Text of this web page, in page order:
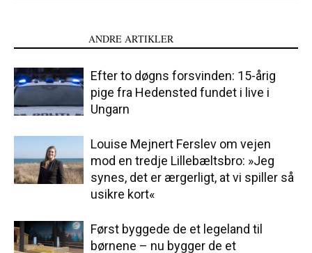
ANDRE ARTIKLER
Efter to døgns forsvinden: 15-årig
pige fra Hedensted fundet i live i
Ungarn
Louise Mejnert Ferslev om vejen
mod en tredje Lillebæltsbro: »Jeg
synes, det er ærgerligt, at vi spiller så
usikre kort«
Først byggede de et legeland til
børnene – nu bygger de et